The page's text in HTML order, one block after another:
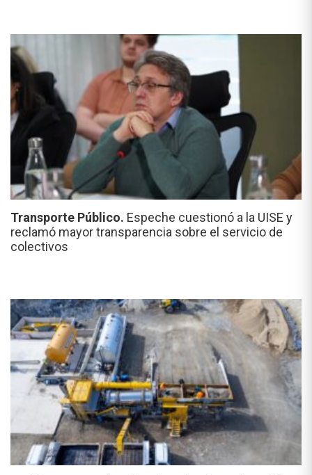
Transporte Público. Espeche cuestionó a la UISE y
reclamó mayor transparencia sobre el servicio de
colectivos